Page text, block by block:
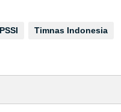
PSSI Timnas Indonesia